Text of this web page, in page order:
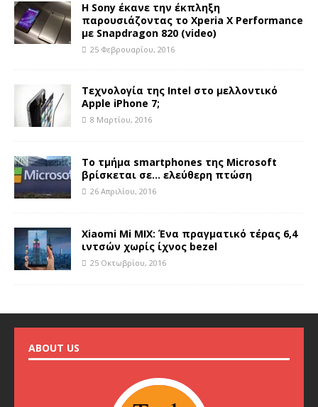
Η Sony έκανε την έκπληξη
παρουσιάζοντας το Xperia X Performance
με Snapdragon 820 (video)
25 Φεβρουαρίου, 2016
Τεχνολογία της Intel στο μελλοντικό
Apple iPhone 7;
8 Μαρτίου, 2016
Tο τμήμα smartphones της Microsoft
βρίσκεται σε… ελεύθερη πτώση
26 Απριλίου, 2016
Xiaomi Mi MIX: Ένα πραγματικό τέρας 6,4
ιντσών χωρίς ίχνος bezel
25 Οκτωβρίου, 2016
ABOUT US